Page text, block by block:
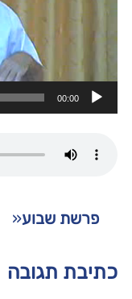
00:00
פרשת שבוע«
כתיבת תגובה